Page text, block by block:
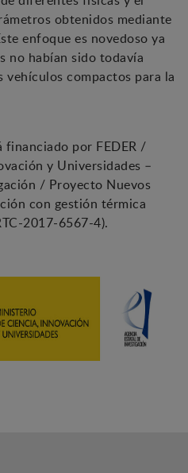
obtenidos mediante
enfoque es novedoso ya
no habían sido todavía
compactos para la
financiado por FEDER /
y Universidades –
/ Proyecto Nuevos
con gestión térmica
2017-6567-4).